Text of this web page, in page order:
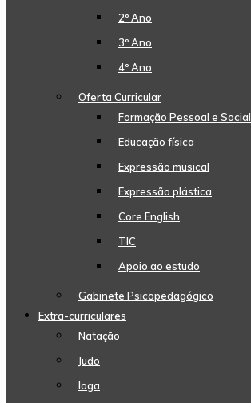
2º Ano
3º Ano
4º Ano
Oferta Curricular
Formação Pessoal e Social
Educação física
Expressão musical
Expressão plástica
Core English
TIC
Apoio ao estudo
Gabinete Psicopedagógico
Extra-curriculares
Natação
Judo
Ioga